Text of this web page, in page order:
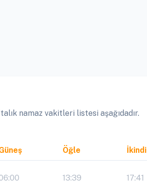
namaz vakitleri listesi aşağıdadır.
Öğle İkindi
13:39 17:41